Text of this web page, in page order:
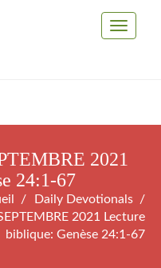
Toggle
2021
24:1-67
Daily Devotionals
2021 Lecture
biblique: Genèse 24:1-67